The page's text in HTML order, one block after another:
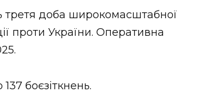
третя доба широкомасштабної
проти України. Оперативна
боєзіткнень.